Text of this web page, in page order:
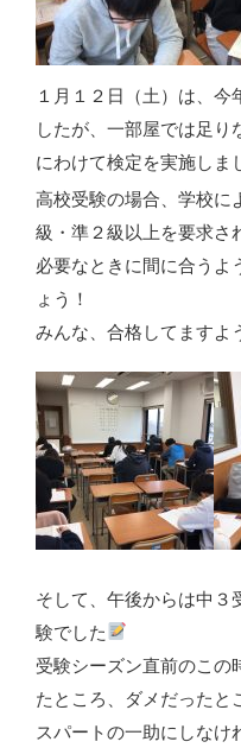
１月１２日（土）は、今
したが、一部屋では足り
にわけて検定を実施しま
高校受験の場合、学校に
級・準２級以上を要求さ
必要なときに間に合うよ
ょう！
みんな、合格してますよ
そして、午後からは中３
験でした
受験シーズン直前のこの
たところ、ダメだったと
スパートの一助にしなけ